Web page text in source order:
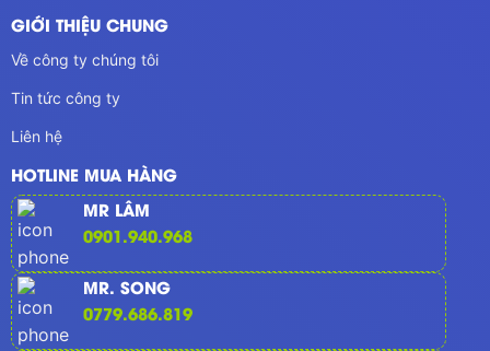
GIỚI THIỆU CHUNG
Về công ty chúng tôi
Tin tức công ty
Liên hệ
HOTLINE MUA HÀNG
MR LÂM
0901.940.968
MR. SONG
0779.686.819